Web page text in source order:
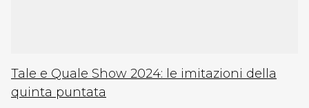
Tale e Quale Show 2024: le imitazioni della
quinta puntata